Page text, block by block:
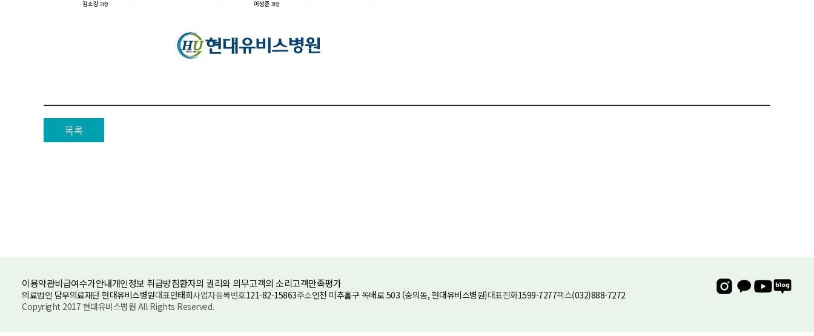
목록
이용약관비급여수가안내개인정보 취급방침환자의 권리와 의무고객의 소리고객만족평가
의료법인 담우의료재단 현대유비스병원대표안태희사업자등록번호121-82-15863주소인천 미추홀구 독배로 503 (숭의동, 현대유비스병원)대표전화1599-7277팩스(032)888-7272
Copyright 2017 현대유비스병원 All Rights Reserved.